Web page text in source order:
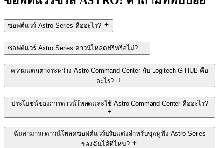
ซอฟต์แวร์ Astro Series คืออะไร?
ซอฟต์แวร์ Astro Series ดาวน์โหลดฟรีหรือไม่?
ความแตกต่างระหว่าง Astro Command Center กับ Logitech G HUB คือ
อะไร?
ประโยชน์ของการดาวน์โหลดและใช้ Astro Command Center คืออะไร?
ฉันสามารถดาวน์โหลดซอฟต์แวร์ปรับแต่งสำหรับชุดหูฟัง Astro Series
ของฉันได้ที่ไหน?